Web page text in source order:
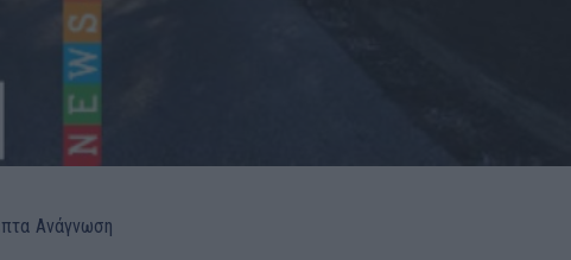
Ανάγνωση